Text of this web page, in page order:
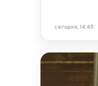
сегодня, 14:45